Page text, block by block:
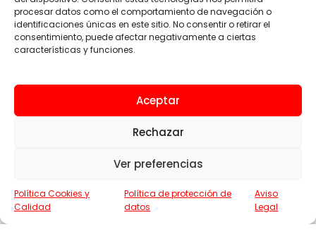
procesar datos como el comportamiento de navegación o
identificaciones únicas en este sitio. No consentir o retirar el
consentimiento, puede afectar negativamente a ciertas
características y funciones.
Aceptar
Rechazar
Ver preferencias
Política Cookies y
Calidad
Política de protección de
datos
Aviso
Legal
Servicios
ZonaÉlite™
Política de cookies